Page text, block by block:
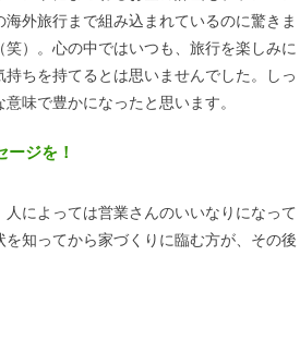
外旅行まで組み込まれているのに驚きま
）。心の中ではいつも、旅行を楽しみに
ちを持てるとは思いませんでした。しっ
味で豊かになったと思います。
ジを！
によっては営業さんのいいなりになって
知ってから家づくりに臨む方が、その後